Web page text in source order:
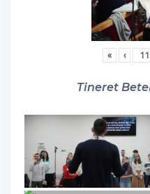
« ‹
Tineret